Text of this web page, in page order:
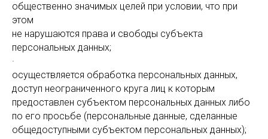
общественно значимых целей при условии, что при
этом
не нарушаются права и свободы субъекта
персональных данных;
·
осуществляется обработка персональных данных,
доступ неограниченного круга лиц к которым
предоставлен субъектом персональных данных либо
по его просьбе (персональные данные, сделанные
общедоступными субъектом персональных данных);